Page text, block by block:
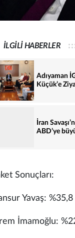
İLGİLİ HABERLER
Adıyaman
Küçük’e
İran
ABD’ye
Sonuçları:
Yavaş: %35,8
İmamoğlu: